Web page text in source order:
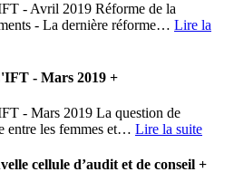
- Avril 2019 Réforme de la
- La dernière réforme… Lire la
- Mars 2019 +
- Mars 2019 La question de
entre les femmes et… Lire la suite
cellule d’audit et de conseil +